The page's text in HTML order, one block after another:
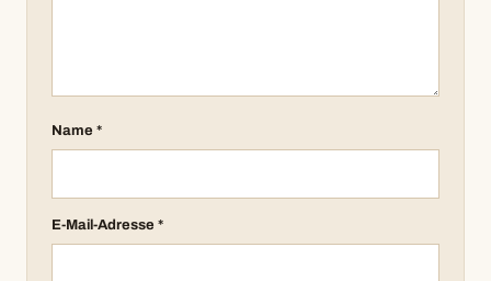
Name *
E-Mail-Adresse *